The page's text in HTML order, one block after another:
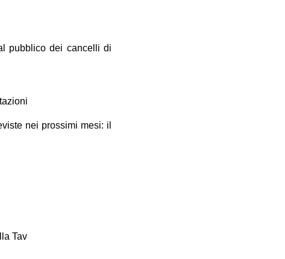
pubblico dei cancelli di
nei prossimi mesi: il
Tav